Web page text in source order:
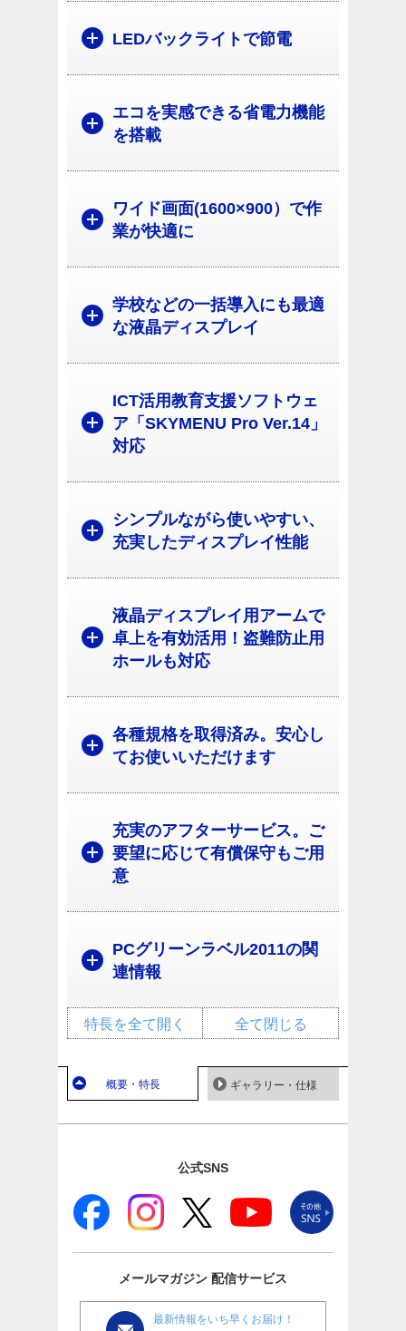
LEDバックライトで節電
エコを実感できる省電力機能
を搭載
ワイド画面(1600×900）で作
業が快適に
学校などの一括導入にも最適
な液晶ディスプレイ
ICT活用教育支援ソフトウェ
ア「SKYMENU Pro Ver.14」
対応
シンプルながら使いやすい、
充実したディスプレイ性能
液晶ディスプレイ用アームで
卓上を有効活用！盗難防止用
ホールも対応
各種規格を取得済み。安心し
てお使いいただけます
充実のアフターサービス。ご
要望に応じて有償保守もご用
意
PCグリーンラベル2011の関
連情報
全て閉じる
特長を全て開く
概要・特長 ギャラリー・仕様
公式SNS
メールマガジン 配信サービス
最新情報をいち早くお届け！